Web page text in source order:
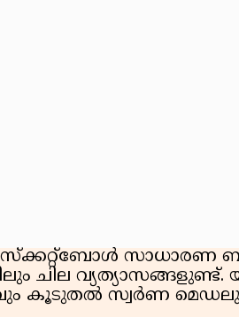
സാധാരണ
ചില
കൂടുതൽ സ്വർണ